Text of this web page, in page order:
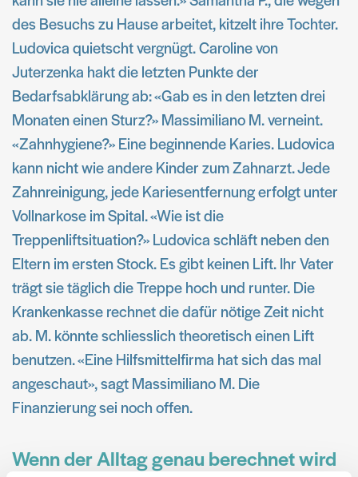
des Besuchs zu Hause arbeitet, kitzelt ihre Tochter.
Ludovica quietscht vergnügt. Caroline von
Juterzenka hakt die letzten Punkte der
Bedarfsabklärung ab: «Gab es in den letzten drei
Monaten einen Sturz?» Massimiliano M. verneint.
«Zahnhygiene?» Eine beginnende Karies. Ludovica
kann nicht wie andere Kinder zum Zahnarzt. Jede
Zahnreinigung, jede Kariesentfernung erfolgt unter
Vollnarkose im Spital. «Wie ist die
Treppenliftsituation?» Ludovica schläft neben den
Eltern im ersten Stock. Es gibt keinen Lift. Ihr Vater
trägt sie täglich die Treppe hoch und runter. Die
Krankenkasse rechnet die dafür nötige Zeit nicht
ab. M. könnte schliesslich theoretisch einen Lift
benutzen. «Eine Hilfsmittelfirma hat sich das mal
angeschaut», sagt Massimiliano M. Die
Finanzierung sei noch offen.
Wenn der Alltag genau berechnet wird